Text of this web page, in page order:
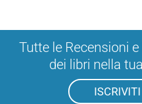
Tutte le Recensioni
dei libri nella